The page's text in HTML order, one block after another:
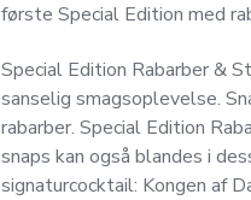
første Special Edition med
Special Edition Rabarber &
sanselig smagsoplevelse.
rabarber. Special Edition
snaps kan også blandes i
signaturcocktail: Kongen af